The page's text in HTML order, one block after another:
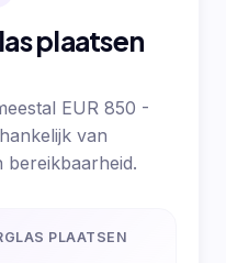
plaatsen
EUR 850 -
van
PLAATSEN